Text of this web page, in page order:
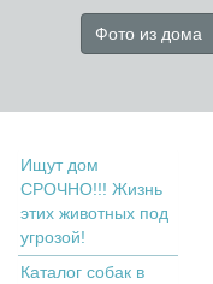
Фото из дома
Ищут дом
СРОЧНО!!! Жизнь
этих животных под
угрозой!
Каталог собак в